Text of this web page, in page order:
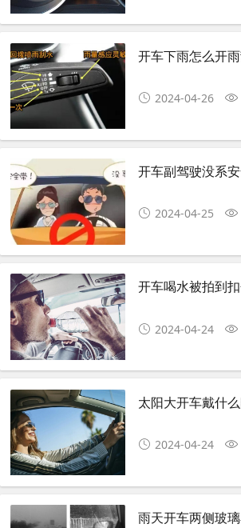
开车下雨怎么开
2024-04-26
开车副驾驶没系
2024-04-25
开车喝水被拍到
2024-04-24
太阳大开车戴什
2024-04-24
雨天开车两侧玻